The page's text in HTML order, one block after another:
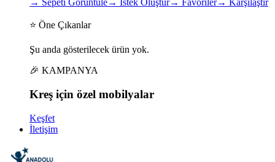
→ Sepeti Görüntüle→ İstek Oluştur→ Favoriler→ Karşılaştır
⭐ Öne Çıkanlar
Şu anda gösterilecek ürün yok.
🎉 KAMPANYA
Kreş için özel mobilyalar
Keşfet
İletişim